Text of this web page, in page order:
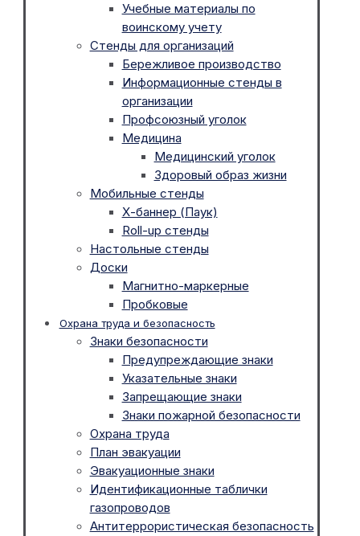
Учебные материалы по
воинскому учету
Стенды для организаций
Бережливое производство
Информационные стенды в
организации
Профсоюзный уголок
Медицина
Медицинский уголок
Здоровый образ жизни
Мобильные стенды
Х-баннер (Паук)
Roll-up стенды
Настольные стенды
Доски
Магнитно-маркерные
Пробковые
Охрана труда и безопасность
Знаки безопасности
Предупреждающие знаки
Указательные знаки
Запрещающие знаки
Знаки пожарной безопасности
Охрана труда
План эвакуации
Эвакуационные знаки
Идентификационные таблички
газопроводов
Антитеррористическая безопасность